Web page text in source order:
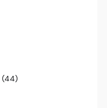
(44)